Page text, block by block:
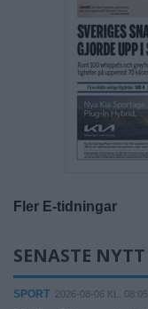
Fler E-tidningar
SENASTE NYTT
SPORT 2026-08-06 KL. 08:05